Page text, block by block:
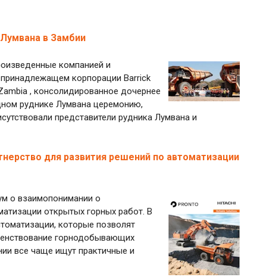
в Замбии
компанией и
корпорации Barrick
, консолидированное дочернее
руднике Лумвана церемонию,
представители рудника Лумвана и
для развития решений по автоматизации
о взаимопонимании о
открытых горных работ. В
которые позволят
горнодобывающих
все чаще ищут практичные и